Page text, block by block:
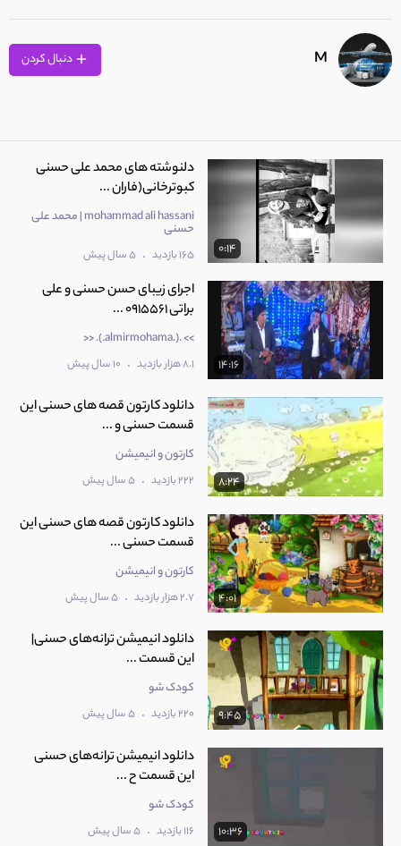
M
0:14
دلنوشته های محمد علی حسنی
کبوترخانی(فاران ...
mohammad ali hassani | محمد علی
حسنی
165 بازدید . 5 سال پیش
14:16
اجرای زیبای حسن حسنی و علی
براتی 0915561 ...
>> .(.almirmohama.). <<
8.1 هزار بازدید . 10 سال پیش
8:24
دانلود کارتون قصه های حسنی این
قسمت حسنی و ...
کارتون و انیمیشن
222 بازدید . 5 سال پیش
4:01
دانلود کارتون قصه های حسنی این
قسمت حسنی ...
کارتون و انیمیشن
2.7 هزار بازدید . 5 سال پیش
9:45
دانلود انیمیشن ترانه‌های حسنی|
این قسمت ...
کودک شو
220 بازدید . 5 سال پیش
10:36
دانلود انیمیشن ترانه‌های حسنی
این قسمت ح ...
کودک شو
116 بازدید . 5 سال پیش